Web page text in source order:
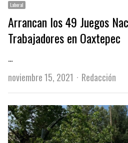
Laboral
Arrancan los 49 Juegos
Trabajadores en Oaxtepec
…
noviembre 15, 2021
Author
Redacción